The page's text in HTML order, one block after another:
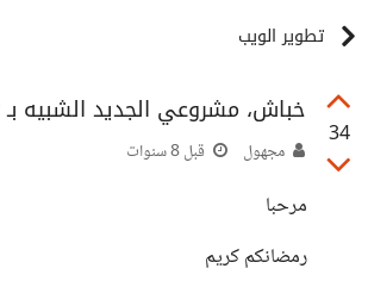
تطوير الويب
34
خباش، مشروعي الجديد الشبيه بـ stackoverflow
مجهول قبل 8 سنوات
مرحبا
رمضانكم كريم